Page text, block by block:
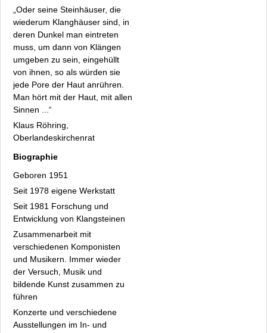
„Oder seine Steinhäuser, die
wiederum Klanghäuser sind, in
deren Dunkel man eintreten
muss, um dann von Klängen
umgeben zu sein, eingehüllt
von ihnen, so als würden sie
jede Pore der Haut anrühren.
Man hört mit der Haut, mit allen
Sinnen ...“
Klaus Röhring,
Oberlandeskirchenrat
Biographie
Geboren 1951
Seit 1978 eigene Werkstatt
Seit 1981 Forschung und
Entwicklung von Klangsteinen
Zusammenarbeit mit
verschiedenen Komponisten
und Musikern. Immer wieder
der Versuch, Musik und
bildende Kunst zusammen zu
führen
Konzerte und verschiedene
Ausstellungen im In- und